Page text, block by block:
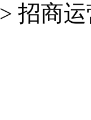
> 招商